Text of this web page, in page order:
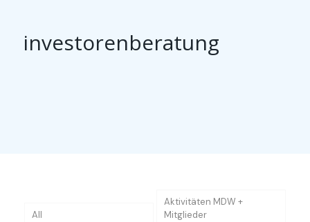
investorenberatung
All
Aktivitäten MDW +
Mitglieder